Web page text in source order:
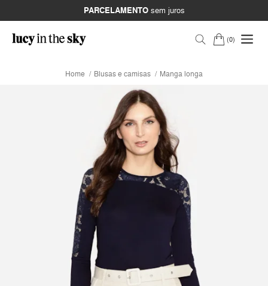
PARCELAMENTOsem juros
0
Home Blusas e camisas Manga longa